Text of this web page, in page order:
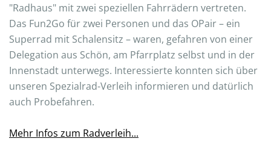
"Radhaus" mit zwei speziellen Fahrrädern vertreten.
Das Fun2Go für zwei Personen und das OPair – ein
Superrad mit Schalensitz – waren, gefahren von einer
Delegation aus Schön, am Pfarrplatz selbst und in der
Innenstadt unterwegs. Interessierte konnten sich über
unseren Spezialrad-Verleih informieren und datürlich
auch Probefahren.
Mehr Infos zum Radverleih...